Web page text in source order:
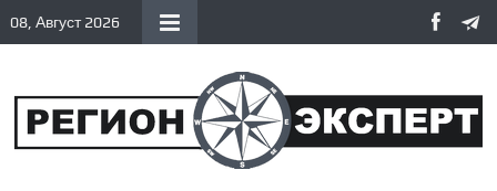
08, Август 2026